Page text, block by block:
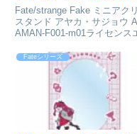
始
Fate/strange Fake ミニアク
スタンド アヤカ・サジョウ A
AMAN-F001-m01ライセンス
の商品レビュー・口コミを見
AmazonYahoo!ショッピング
Fateシリーズ